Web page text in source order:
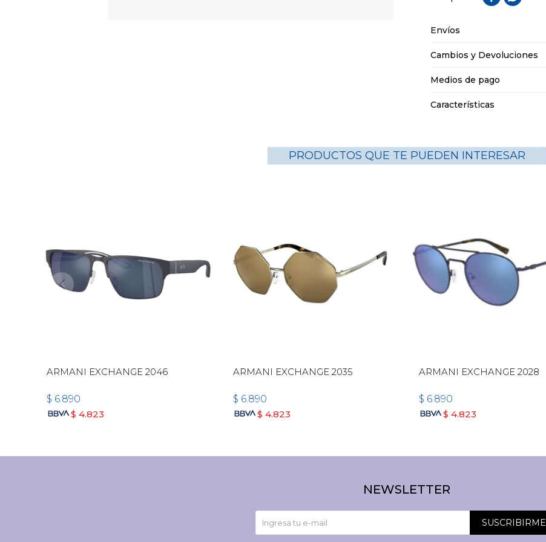
Envíos
Cambios y Devoluciones
Medios de pago
Características
PRODUCTOS QUE TE PUEDEN INTERESAR
ARMANI EXCHANGE 2046
$ 6.890
$ 4.823
ARMANI EXCHANGE 2035
$ 6.890
$ 4.823
ARMANI EXCHANGE 2028
$ 6.890
$ 4.823
NEWSLETTER
SUSCRIBIRME